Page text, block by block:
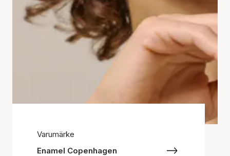
Varumärke
Enamel Copenhagen